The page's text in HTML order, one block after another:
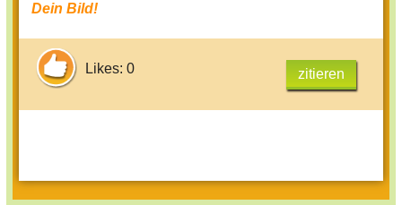
Dein Bild!
Likes: 0 zitieren